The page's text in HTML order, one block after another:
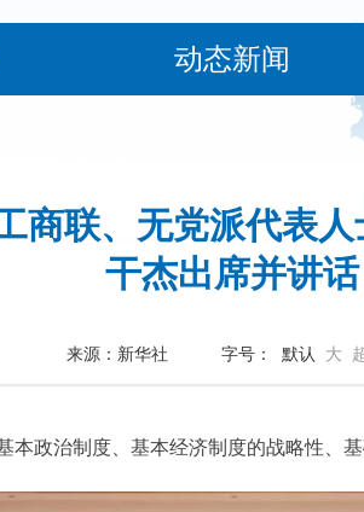
动态新闻
商联、无党派代表
干杰出席并讲话
来源：新华社 字号： 默认 大
政治制度、基本经济制度的战略性、基